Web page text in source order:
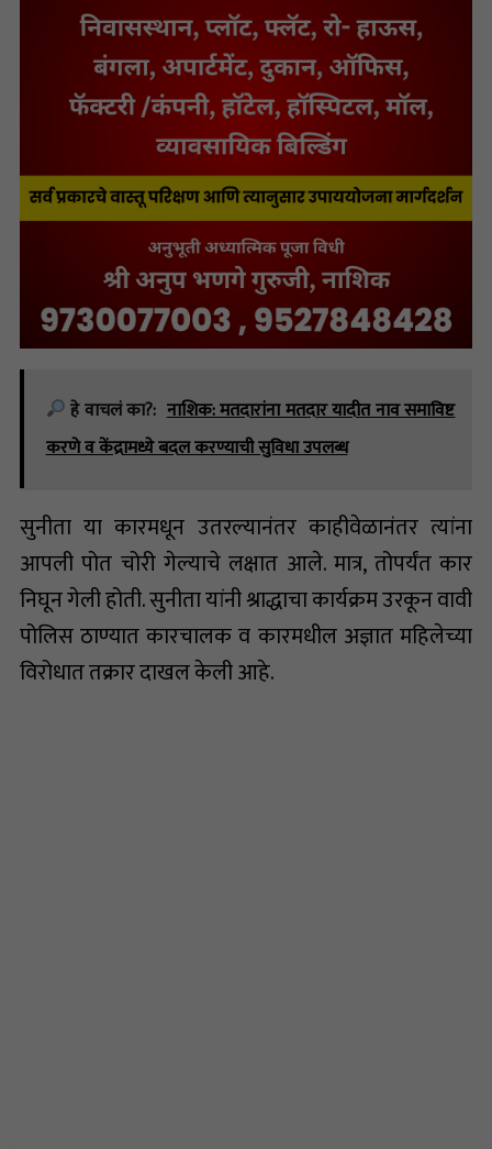
हे वाचलं का?: नाशिक: मतदारांना मतदार यादीत नाव समाविष्ट
करणे व केंद्रामध्ये बदल करण्याची सुविधा उपलब्ध
सुनीता या कारमधून उतरल्यानंतर काहीवेळानंतर त्यांना
आपली पोत चोरी गेल्याचे लक्षात आले. मात्र, तोपर्यंत कार
निघून गेली होती. सुनीता यांनी श्राद्धाचा कार्यक्रम उरकून वावी
पोलिस ठाण्यात कारचालक व कारमधील अज्ञात महिलेच्या
विरोधात तक्रार दाखल केली आहे.